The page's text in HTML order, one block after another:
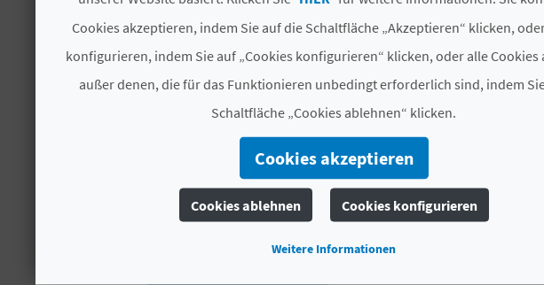
#ZIMMER UND PLÄTZE
Gesamtzahl der
Zimmer
7
Gesamtzahl der Plätze 14
#UNTERLAGEN
Kennzeichen der
Luxusklasse
Nein
Cookies akzeptieren, indem Sie auf die Schaltfläche „Akzeptieren“ klicken,
konfigurieren, indem Sie auf „Cookies konfigurieren“ klicken, oder alle Cookies
außer denen, die für das Funktionieren unbedingt erforderlich sind, indem
Schaltfläche „Cookies ablehnen“ klicken.
Cookies akzeptieren
Cookies ablehnen Cookies konfigurieren
Weitere Informationen